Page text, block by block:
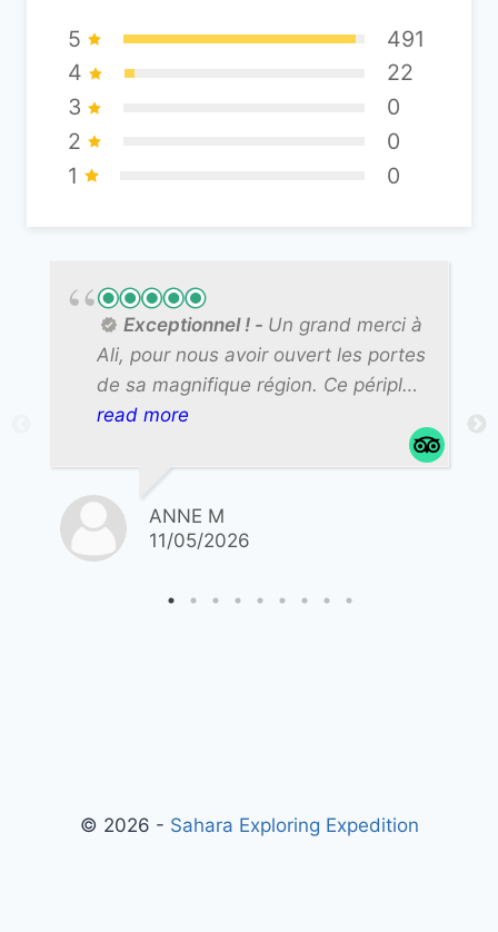
5
491
4
22
3
0
2
0
1
0
Exceptionnel !
Un grand merci à
Ali, pour nous avoir ouvert les portes
de sa magnifique région. Ce périple
entre les kasbahs de la route des
vers les gorges du Dades, Toudra et
Draa sans oublier les paysages
magiques des dunes de Merzouga
restera dans nos cœurs. Un grand
merci pour son professionnalisme sa
read more
ANNE M
11/05/2026
© 2026 - Sahara Exploring Expedition